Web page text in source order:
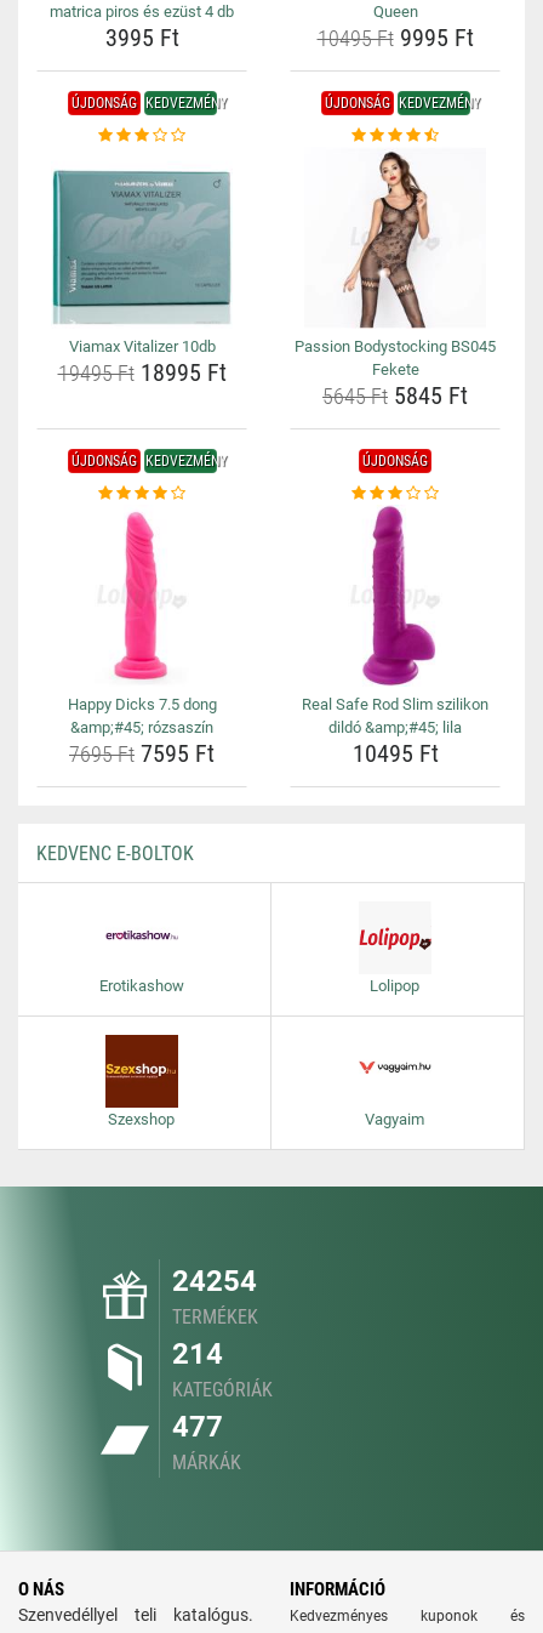
matrica piros és ezüst 4 db
3995 Ft
Queen
10495 Ft9995 Ft
ÚJDONSÁG KEDVEZMÉNY
Viamax Vitalizer 10db
19495 Ft18995 Ft
ÚJDONSÁG KEDVEZMÉNY
Passion Bodystocking BS045
Fekete
5645 Ft 5845 Ft
ÚJDONSÁG KEDVEZMÉNY
Happy Dicks 7.5 dong
&amp;#45; rózsaszín
7695 Ft 7595 Ft
ÚJDONSÁG
Real Safe Rod Slim szilikon
dildó &amp;#45; lila
10495 Ft
KEDVENC E-BOLTOK
Erotikashow Lolipop
Szexshop Vagyaim
24254
TERMÉKEK
214
KATEGÓRIÁK
477
MÁRKÁK
O NÁS
Szenvedéllyel teli katalógus.
INFORMÁCIÓ
Kedvezményes kuponok és